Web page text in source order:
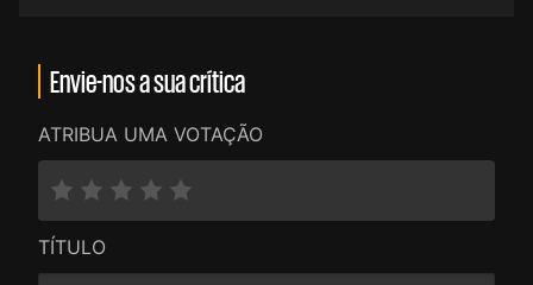
Envie-nos a sua crítica
ATRIBUA UMA VOTAÇÃO
TÍTULO